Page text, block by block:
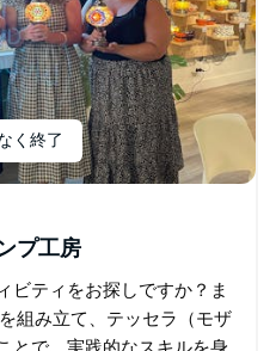
く終了
プ工房
ビティをお探しですか？ま
組み立て、テッセラ（モザ
とで、実践的なスキルを身